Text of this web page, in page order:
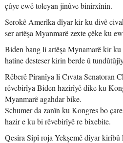
çûye ewê toleyan jinûve binirxînin.
Serokê Amerîka dîyar kir ku divê
ser artêşa Myanmarê zexte çêke ku
Biden bang li artêşa Mynamarê kir
hatine desteser kirin berde û
Rêberê Piranîya li Cıvata Senatoran
rêvebirîya Biden hazirîyê dike ku
Myanmarê agahdar bike.
Schumer da zanîn ku Kongres bo
hazir e ku bi rêvebirîyê re bixebite.
Qesira Sipî roja Yekşemê dîyar